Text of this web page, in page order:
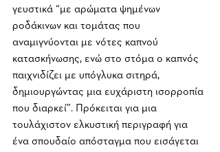
γευστικά “με αρώματα ψημένων
ροδάκινων και τομάτας που
αναμιγνύονται με νότες καπνού
κατασκήνωσης, ενώ στο στόμα ο καπνός
παιχνιδίζει με υπόγλυκα σιτηρά,
δημιουργώντας μια ευχάριστη ισορροπία
που διαρκεί”. Πρόκειται για μια
τουλάχιστον ελκυστική περιγραφή για
ένα σπουδαίο απόσταγμα που εισάγεται